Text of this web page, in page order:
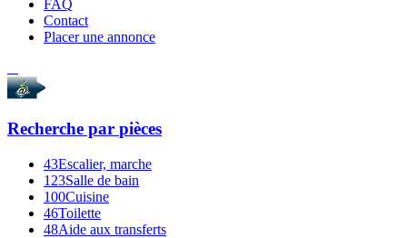
FAQ
Contact
Placer une annonce
Recherche par pièces
43Escalier, marche
123Salle de bain
100Cuisine
46Toilette
48Aide aux transferts